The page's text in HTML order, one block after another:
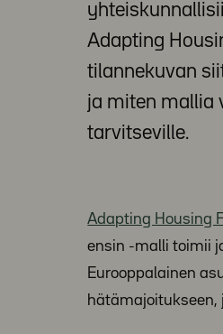
Adapting
tilannekuvan
ja miten mallia
tarvitseville.
Adapting Housing
ensin -malli toimii
Eurooppalainen